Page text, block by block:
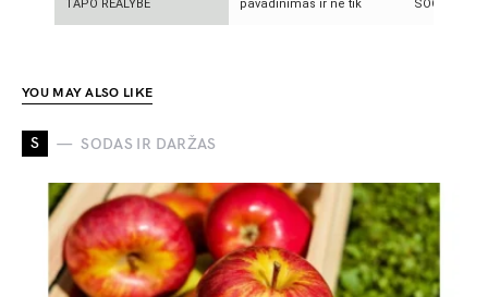
TAPO REALYBE
pavadinimas ir ne tik
SOCIALINIS
YOU MAY ALSO LIKE
S SODAS IR DARŽAS